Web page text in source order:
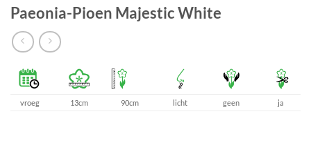
Paeonia-Pioen Majestic White
vroeg 13cm 90cm licht geen ja